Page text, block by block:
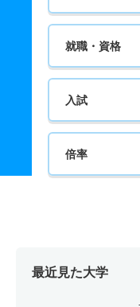
就職・資格
入試
倍率
最近見た大学